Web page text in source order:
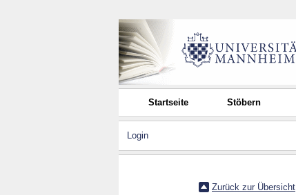
Startseite Stöbern
Login
Zurück zur Übersicht